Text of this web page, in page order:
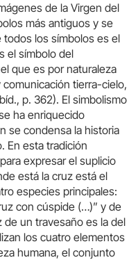
de la Virgen del
más antiguos y se
los símbolos es el
el símbolo del
que es por naturaleza
tierra-cielo,
p. 362). El simbolismo
ha enriquecido
se condensa la historia
En esta tradición
expresar el suplicio
está la cruz está el
especies principales:
con cúspide (…)” y de
de un travesaño es la del
los cuatro elementos
humana, el conjunto